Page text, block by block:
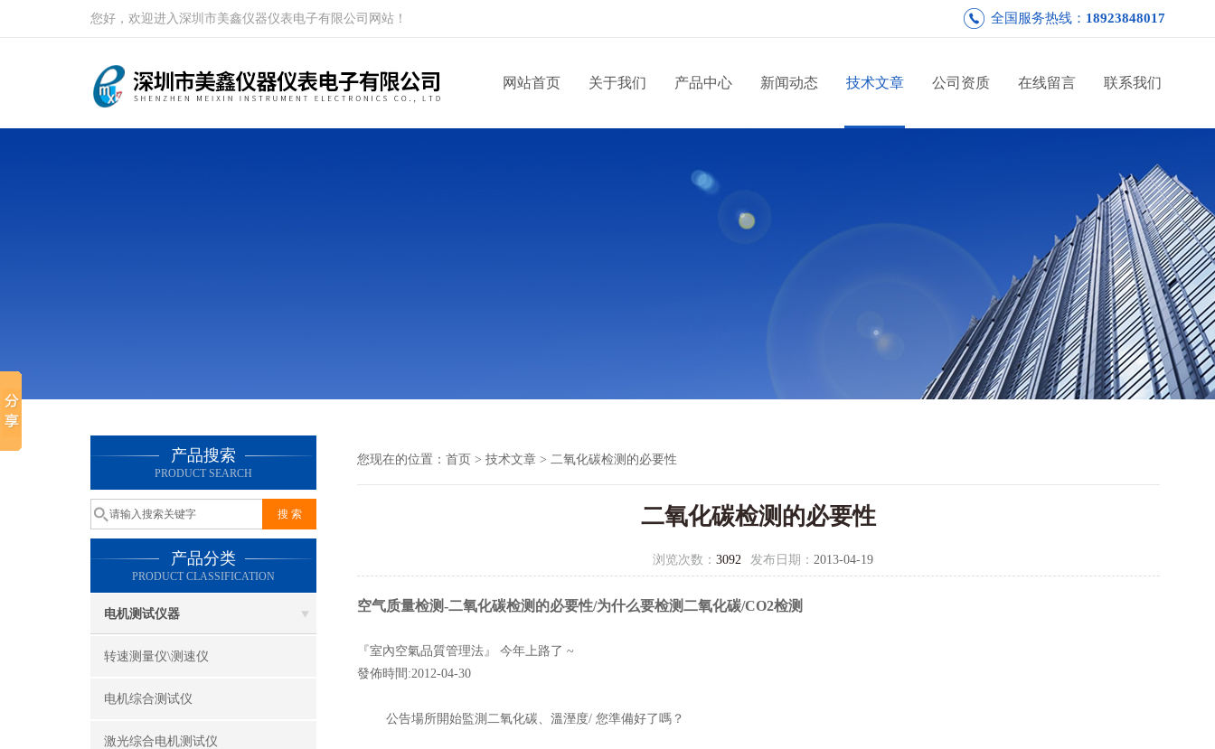
您好，欢迎进入深圳市美鑫仪器仪表电子有限公司网站！ 全国服务热线： 18923848017
网站首页 关于我们 产品中心 新闻动态 技术文章 公司资质 在线留言 联系我们
产品搜索
PRODUCT SEARCH
产品分类
PRODUCT CLASSIFICATION
电机测试仪器
转速测量仪\测速仪
电机综合测试仪
激光综合电机测试仪
您现在的位置： 首页 > 技术文章 > 二氧化碳检测的必要性
二氧化碳检测的必要性
浏览次数： 3092 发布日期： 2013-04-19
空气质量检测-二氧化碳检测的必要性/为什么要检测二氧化碳/CO2检测
『室內空氣品質管理法』 今年上路了 ~
發佈時間:2012-04-30
公告場所開始監測二氧化碳、溫溼度/ 您準備好了嗎？